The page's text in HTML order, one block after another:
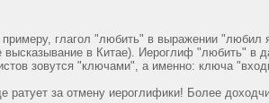
глагол "любить" в выражении "любил
высказывание в Китае). Иероглиф "любить" в
зовутся "ключами", а именно: ключа
ратует за отмену иероглифики! Более